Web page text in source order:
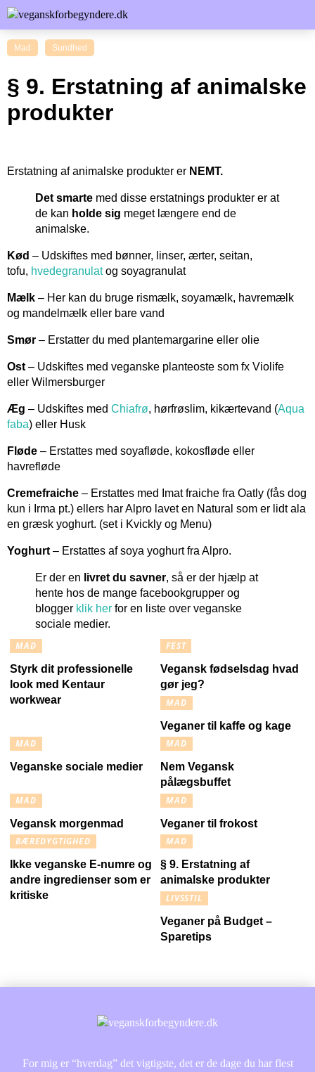
Mad Sundhed
§ 9. Erstatning af animalske
produkter
Erstatning af animalske produkter er NEMT.
Det smarte med disse erstatnings produkter er at
de kan holde sig meget længere end de
animalske.
Kød – Udskiftes med bønner, linser, ærter, seitan,
tofu, hvedegranulatog soyagranulat
Mælk – Her kan du bruge rismælk, soyamælk, havremælk
og mandelmælk eller bare vand
Smør – Erstatter du med plantemargarine eller olie
Ost – Udskiftes med veganske planteoste som fx Violife
eller Wilmersburger
Æg – Udskiftes med Chiafrø, hørfrøslim, kikærtevand (Aqua
faba) eller Husk
Fløde – Erstattes med soyafløde, kokosfløde eller
havrefløde
Cremefraiche – Erstattes med Imat fraiche fra Oatly (fås dog
kun i Irma pt.) ellers har Alpro lavet en Natural som er lidt ala
en græsk yoghurt. (set i Kvickly og Menu)
Yoghurt – Erstattes af soya yoghurt fra Alpro.
Er der en livret du savner, så er der hjælp at
hente hos de mange facebookgrupper og
blogger klik her for en liste over veganske
sociale medier.
MAD
Styrk dit professionelle
look med Kentaur
workwear
FEST
Vegansk fødselsdag hvad
gør jeg?
MAD
Veganer til kaffe og kage
MAD
Veganske sociale medier
MAD
Nem Vegansk
pålægsbuffet
MAD
Vegansk morgenmad
MAD
Veganer til frokost
BÆREDYGTIGHED
Ikke veganske E-numre og
andre ingredienser som er
kritiske
MAD
§ 9. Erstatning af
animalske produkter
LIVSSTIL
Veganer på Budget –
Sparetips
For mig er “hverdag” det vigtigste, det er de dage du har flest